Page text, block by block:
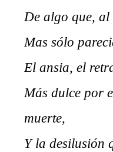
De algo que, al
Mas sólo
El ansia, el
Más dulce por
muerte,
Y la desilusión